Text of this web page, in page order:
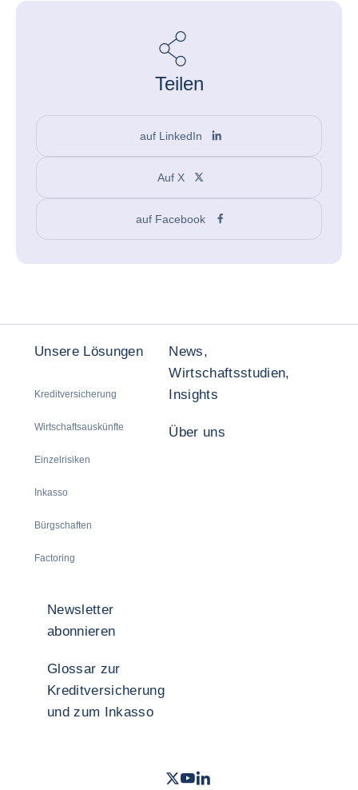
Teilen
auf LinkedIn
Auf X
auf Facebook
Unsere Lösungen
Kreditversicherung
Wirtschaftsauskünfte
Einzelrisiken
Inkasso
Bürgschaften
Factoring
News,
Wirtschaftsstudien,
Insights
Über uns
Newsletter
abonnieren
Glossar zur
Kreditversicherung
und zum Inkasso
Twitter- Coface
Youtube Coface Deutschland
LinkedIn